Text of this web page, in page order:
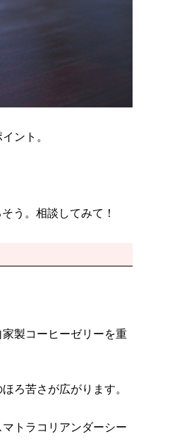
ント。
う。相談してみて！
製コーヒーゼリーを重
ろ苦さが広がります。
トラコリアンダーシー